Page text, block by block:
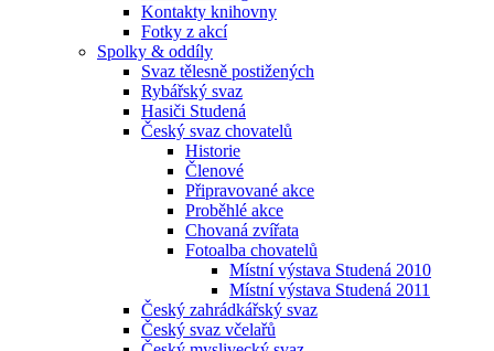
Kontakty knihovny
Fotky z akcí
Spolky & oddíly
Svaz tělesně postižených
Rybářský svaz
Hasiči Studená
Český svaz chovatelů
Historie
Členové
Připravované akce
Proběhlé akce
Chovaná zvířata
Fotoalba chovatelů
Místní výstava Studená 2010
Místní výstava Studená 2011
Český zahrádkářský svaz
Český svaz včelařů